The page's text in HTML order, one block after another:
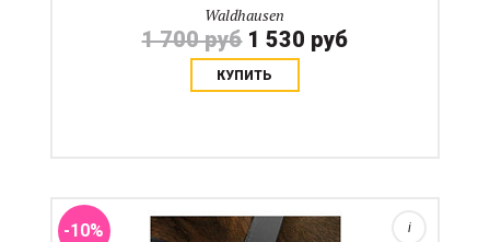
Waldhausen
1 700 руб 1 530 руб
КУПИТЬ
-10% i